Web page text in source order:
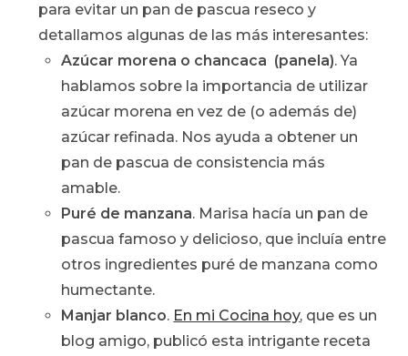
para evitar un pan de pascua reseco y
detallamos algunas de las más interesantes:
Azúcar morena o chancaca (panela). Ya
hablamos sobre la importancia de utilizar
azúcar morena en vez de (o además de)
azúcar refinada. Nos ayuda a obtener un
pan de pascua de consistencia más
amable.
Puré de manzana. Marisa hacía un pan de
pascua famoso y delicioso, que incluía entre
otros ingredientes puré de manzana como
humectante.
Manjar blanco. En mi Cocina hoy, que es un
blog amigo, publicó esta intrigante receta